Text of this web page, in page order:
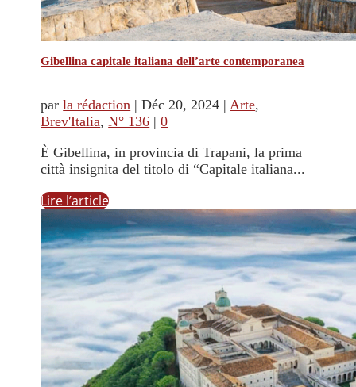
Gibellina capitale italiana dell’arte contemporanea
parla rédaction |Déc 20, 2024 | Arte,
Brev'Italia,N° 136 |0
È Gibellina, in provincia di Trapani, la prima
città insignita del titolo di “Capitale italiana...
Lire l’article